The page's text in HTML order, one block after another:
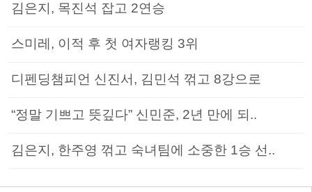
김은지, 목진석 잡고 2연승
스미레, 이적 후 첫 여자랭킹 3위
디펜딩챔피언 신진서, 김민석 꺾고 8강으로
“정말 기쁘고 뜻깊다” 신민준, 2년 만에 되..
김은지, 한주영 꺾고 숙녀팀에 소중한 1승 선..